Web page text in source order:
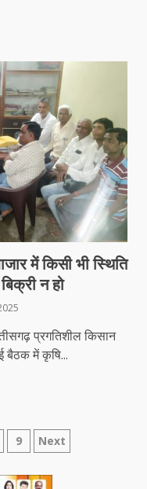
में किसी भी स्थिति
न हो
प्रगतिशील किसान
बैठक में कृषि...
9 Next